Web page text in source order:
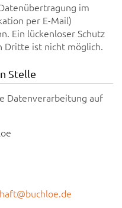
im
per E-Mail)
Ein lückenloser Schutz
Dritte ist nicht möglich.
Stelle
Datenverarbeitung auf